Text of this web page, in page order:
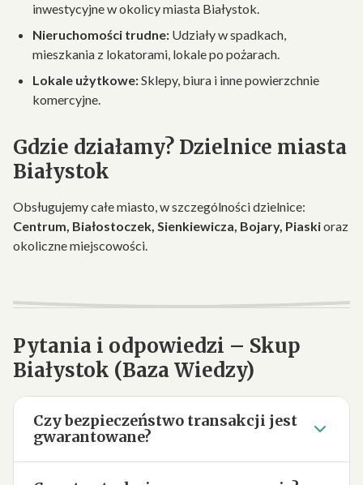
inwestycyjne w okolicy miasta Białystok.
Nieruchomości trudne: Udziały w spadkach,
mieszkania z lokatorami, lokale po pożarach.
Lokale użytkowe:Sklepy, biura i inne powierzchnie
komercyjne.
Gdzie działamy? Dzielnice miasta
Białystok
Obsługujemy całe miasto, w szczególności dzielnice:
Centrum, Białostoczek, Sienkiewicza, Bojary, Piaskioraz
okoliczne miejscowości.
Pytania i odpowiedzi – Skup
Białystok (Baza Wiedzy)
Czy bezpieczeństwo transakcji jest
gwarantowane?